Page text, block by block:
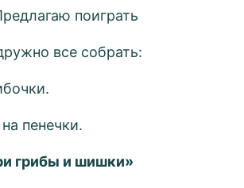
поиграть
все собрать:
пенечки.
грибы и шишки»